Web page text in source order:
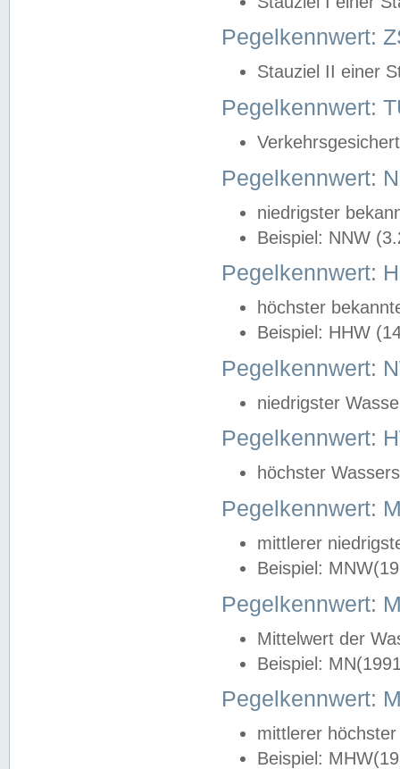
Pegelkennwert:
Stauziel II einer
Pegelkennwert:
Pegelkennwert:
niedrigster
Beispiel: NNW
Pegelkennwert:
höchster
Beispiel: HHW
Pegelkennwert:
niedrigster
Pegelkennwert:
höchster
Pegelkennwert:
mittlerer
Beispiel:
Pegelkennwert:
Mittelwert der
Beispiel:
Pegelkennwert:
mittlerer
Beispiel: